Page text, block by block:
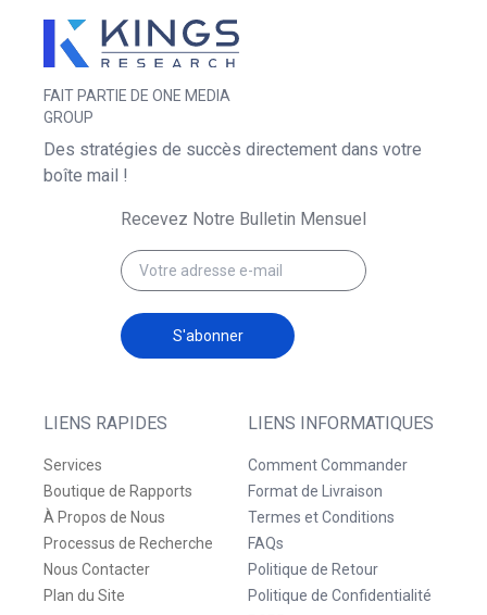
FAIT PARTIE DE ONE MEDIA
GROUP
LIENS RAPIDES
Services
Boutique de Rapports
À Propos de Nous
Processus de Recherche
Nous Contacter
Plan du Site
LIENS INFORMATIQUES
Comment Commander
Format de Livraison
Termes et Conditions
FAQs
Politique de Retour
Politique de Confidentialité
Des stratégies de succès directement dans votre
boîte mail !
Recevez Notre Bulletin Mensuel
S'abonner